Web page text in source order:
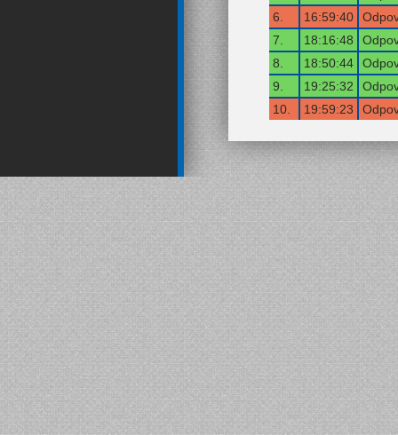
6.
16:59:40
7.
18:16:48
8.
18:50:44
9.
19:25:32
10.
19:59:23